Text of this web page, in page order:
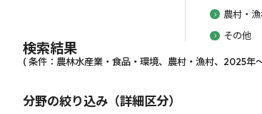
農村・
その他
検索結果
( 条件：農林水産業・食品・環境、農村・漁村、2025年
分野の絞り込み（詳細区分）